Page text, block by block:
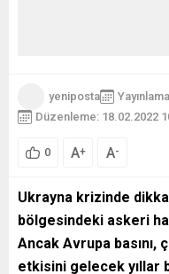
yeniposta
Düzenleme: 18.02.2022
0 A+ A-
Ukrayna krizinde
bölgesindeki askeri
Ancak Avrupa basını,
etkisini gelecek yıllar